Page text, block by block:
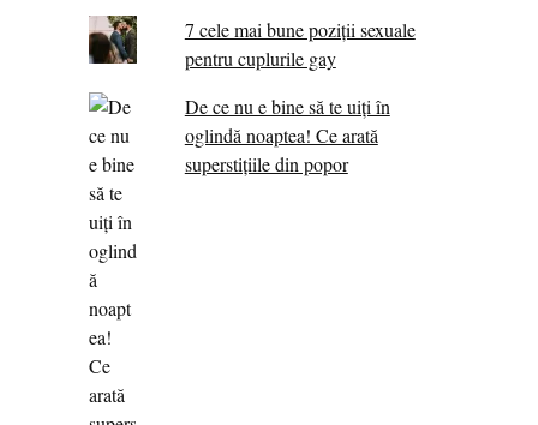
7 cele mai bune poziții sexuale
pentru cuplurile gay
De ce nu e bine să te uiți în
oglindă noaptea! Ce arată
superstițiile din popor